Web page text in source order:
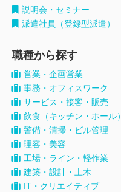
説明会・セミナー
派遣社員（登録型派遣）
職種から探す
営業・企画営業
事務・オフィスワーク
サービス・接客・販売
飲食（キッチン・ホール）
警備・清掃・ビル管理
理容・美容
工場・ライン・軽作業
建築・設計・土木
IT・クリエイティブ